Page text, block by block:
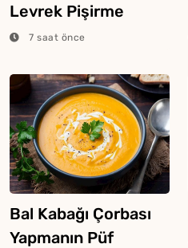
Levrek Pişirme
Tüyosu
7 saat önce
Bal Kabağı Çorbası
Yapmanın Püf